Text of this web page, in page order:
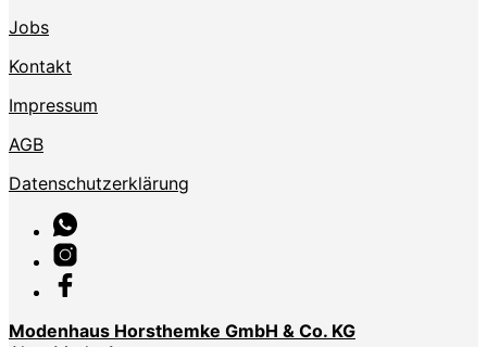
Jobs
Kontakt
Impressum
AGB
Datenschutzerklärung
Modenhaus Horsthemke GmbH & Co. KG